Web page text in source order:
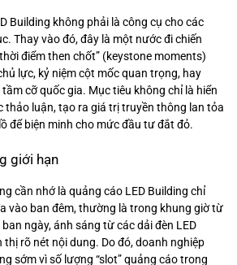
Building không phải là công cụ cho các
Thay vào đó, đây là một nước đi chiến
điểm then chốt” (keystone moments)
lực, kỷ niệm cột mốc quan trọng, hay
cỡ quốc gia. Mục tiêu không chỉ là hiển
thảo luận, tạo ra giá trị truyền thông lan tỏa
để biện minh cho mức đầu tư đắt đỏ.
giới hạn
cần nhớ là quảng cáo LED Building chỉ
vào ban đêm, thường là trong khung giờ từ
ngày, ánh sáng từ các dải đèn LED
thị rõ nét nội dung. Do đó, doanh nghiệp
sớm vì số lượng “slot” quảng cáo trong